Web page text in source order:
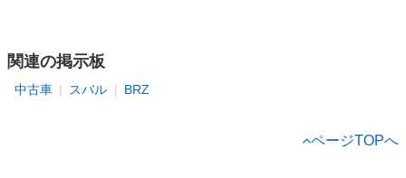
関連の掲示板
中古車 スバル BRZ
ページTOPへ